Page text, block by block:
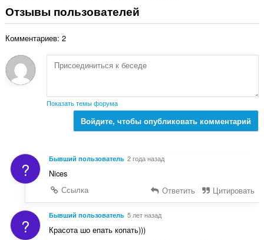
Отзывы пользователей
Комментариев: 2
Показать темы форума
Войдите, чтобы опубликовать комментарий
? Бывший пользователь 2 года назад
Nices
Ссылка
Ответить Цитировать
? Бывший пользователь 5 лет назад
Красота шо епать копать)))